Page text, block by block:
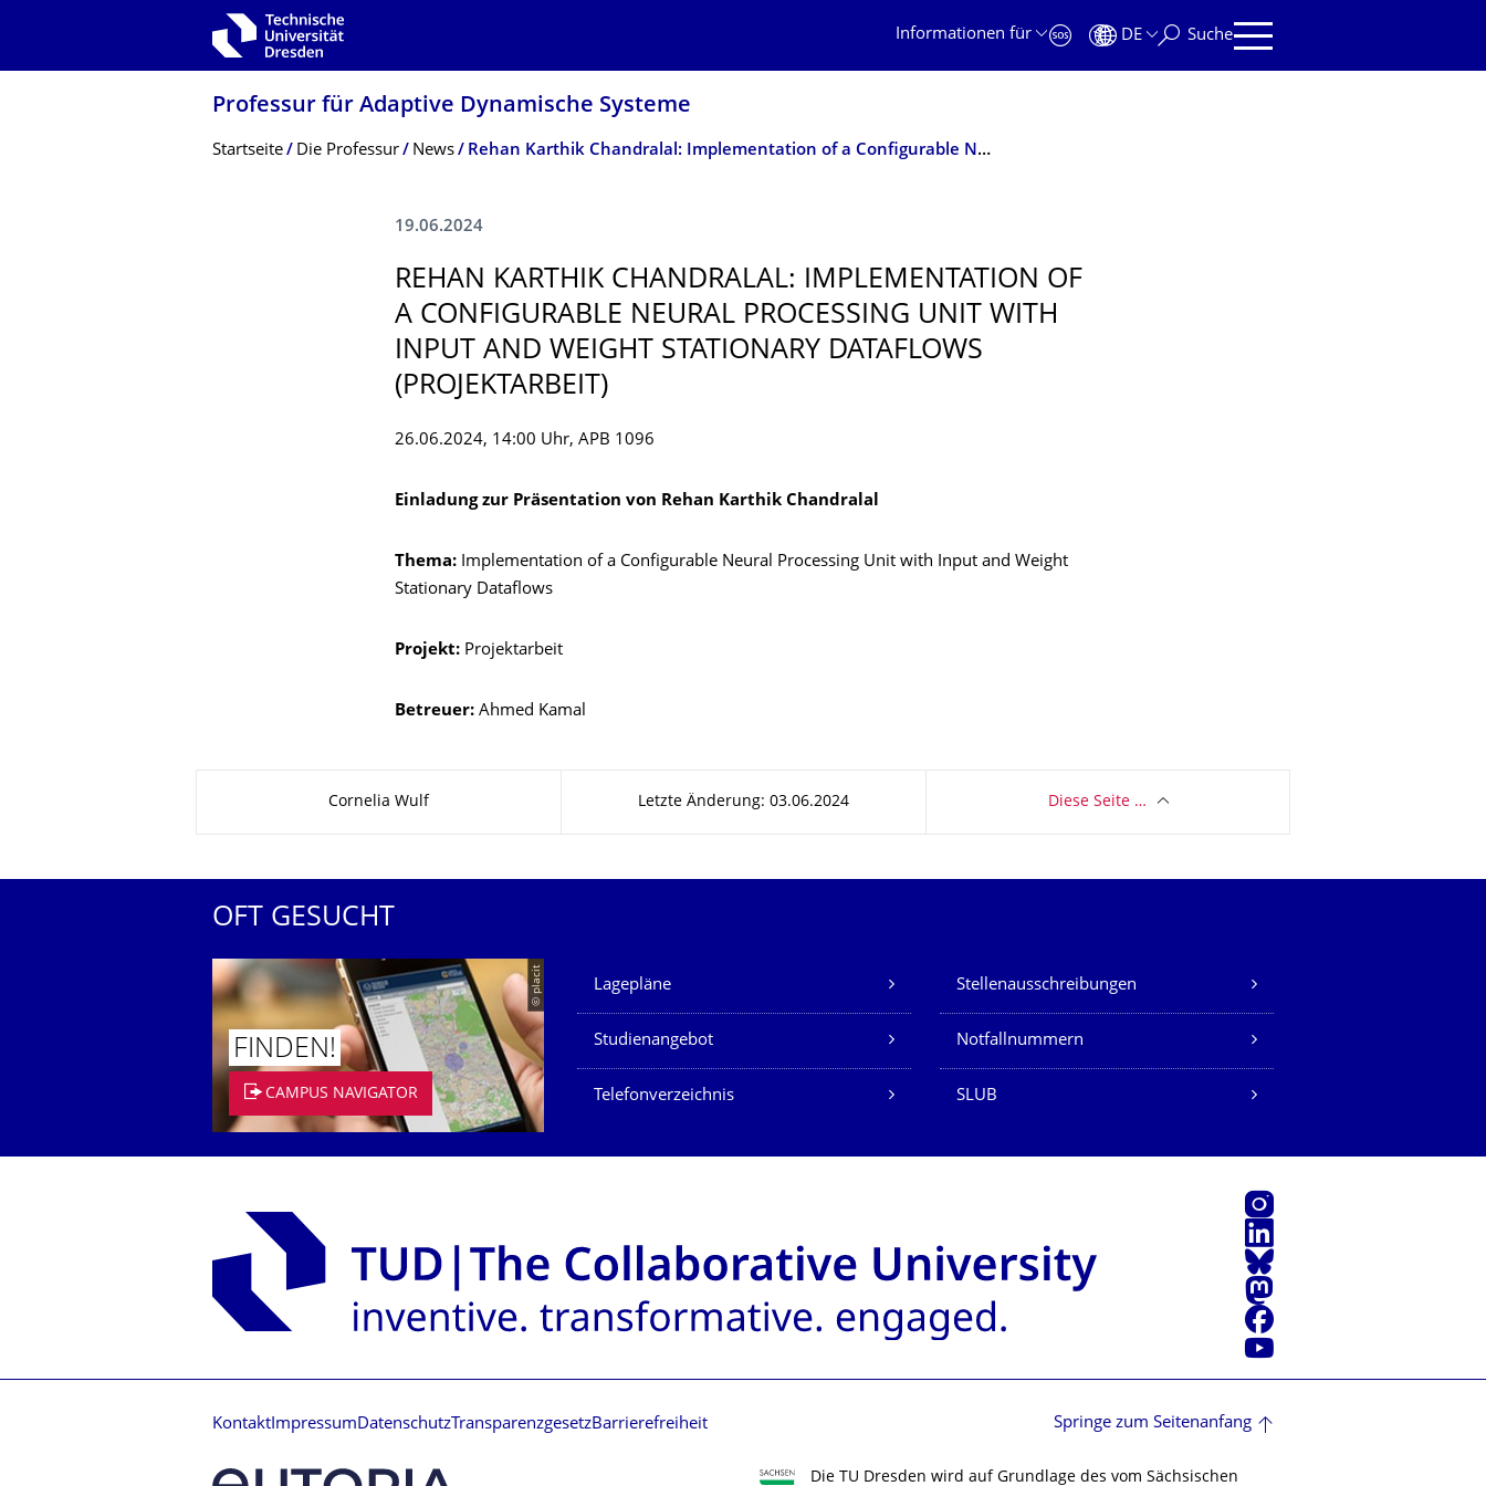
Zur Hauptnavigation springen
Informationen für
DE Suche
Professur für Adaptive Dynamische Systeme
Breadcrumb-Menü
Startseite Die Professur News Rehan Karthik Chandralal: Implementation of a Configurable Neural Processing Unit with Input and Weight Stationary Dataflows (Projektarbeit)
19.06.2024
REHAN KARTHIK CHANDRALAL: IMPLEMENTATION OF
A CONFIGURABLE NEURAL PROCESSING UNIT WITH
INPUT AND WEIGHT STATIONARY DATAFLOWS
(PROJEKTARBEIT)
26.06.2024, 14:00 Uhr, APB 1096
Einladung zur Präsentation von Rehan Karthik Chandralal
Thema: Implementation of a Configurable Neural Processing Unit with Input and Weight
Stationary Dataflows
Projekt: Projektarbeit
Betreuer: Ahmed Kamal
Cornelia Wulf Letzte Änderung: 03.06.2024 Diese Seite …
OFT GESUCHT
© placit
FINDEN!
CAMPUS NAVIGATOR
Unsere Dienste
Lagepläne Stellenausschreibungen
Studienangebot Notfallnummern
Telefonverzeichnis SLUB
Instagram
LinkedIn
Bluesky
Mastodon
Facebook
Youtube
Kontakt Impressum DatenschutzTransparenzgesetzBarrierefreiheit Springe zum Seitenanfang
Die TU Dresden wird auf Grundlage des vom Sächsischen